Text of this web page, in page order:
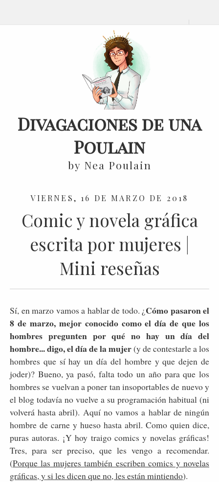
Divagaciones de una
Poulain
by Nea Poulain
VIERNES, 16 DE MARZO DE 2018
Comic y novela gráfica
escrita por mujeres |
Mini reseñas
Sí, en marzo vamos a hablar de todo. ¿Cómo pasaron el
8 de marzo, mejor conocido como el día de que los
hombres pregunten por qué no hay un día del
hombre... digo, el día de la mujer(y de contestarle a los
hombres que sí hay un día del hombre y que dejen de
joder)? Bueno, ya pasó, falta todo un año para que los
hombres se vuelvan a poner tan insoportables de nuevo y
el blog todavía no vuelve a su programación habitual (ni
volverá hasta abril). Aquí no vamos a hablar de ningún
hombre de carne y hueso hasta abril. Como quien dice,
puras autoras. ¡Y hoy traigo comics y novelas gráficas!
Tres, para ser preciso, que les vengo a recomendar.
(Porque las mujeres también escriben comics y novelas
gráficas, y si les dicen que no, les están mintiendo).